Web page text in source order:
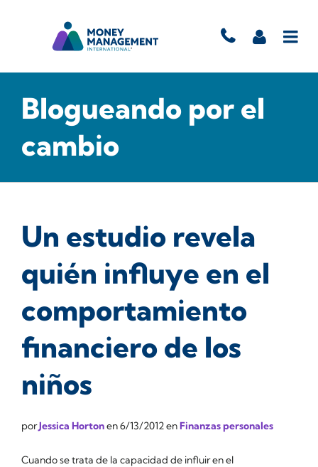
Blogueando por el
cambio
Un estudio revela
quién influye en el
comportamiento
financiero de los
niños
porJessica Hortonen6/13/2012enFinanzas personales
Cuando se trata de la capacidad de influir en el